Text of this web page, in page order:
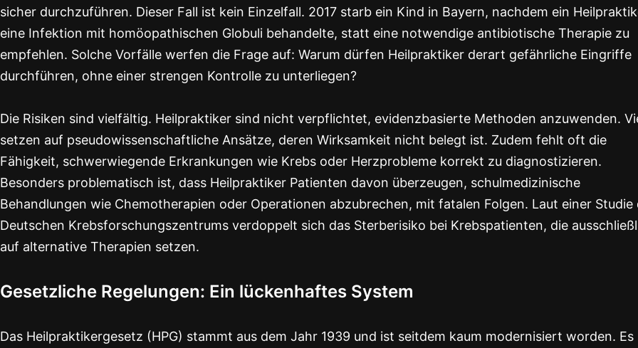
sicher durchzuführen. Dieser Fall ist kein Einzelfall. 2017 starb ein Kind in Bayern, nachdem ein
eine Infektion mit homöopathischen Globuli behandelte, statt eine notwendige antibiotische Therapie zu
empfehlen. Solche Vorfälle werfen die Frage auf: Warum dürfen Heilpraktiker derart gefährliche Eingriffe
durchführen, ohne einer strengen Kontrolle zu unterliegen?
Die Risiken sind vielfältig. Heilpraktiker sind nicht verpflichtet, evidenzbasierte Methoden anzuwenden.
setzen auf pseudowissenschaftliche Ansätze, deren Wirksamkeit nicht belegt ist. Zudem fehlt oft die
Fähigkeit, schwerwiegende Erkrankungen wie Krebs oder Herzprobleme korrekt zu diagnostizieren.
Besonders problematisch ist, dass Heilpraktiker Patienten davon überzeugen, schulmedizinische
Behandlungen wie Chemotherapien oder Operationen abzubrechen, mit fatalen Folgen. Laut einer Studie
Deutschen Krebsforschungszentrums verdoppelt sich das Sterberisiko bei Krebspatienten, die
auf alternative Therapien setzen.
Gesetzliche Regelungen: Ein lückenhaftes System
Das Heilpraktikergesetz (HPG) stammt aus dem Jahr 1939 und ist seitdem kaum modernisiert worden. Es